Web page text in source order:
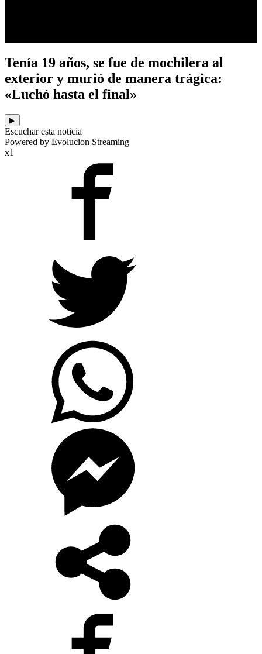
Tenía 19 años, se fue de mochilera al
exterior y murió de manera trágica:
«Luchó hasta el final»
▶
Escuchar esta noticia
Powered by Evolucion Streaming
x1